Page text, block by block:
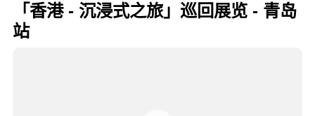
「香港 - 沉浸式之旅」巡回展览 - 青岛
站